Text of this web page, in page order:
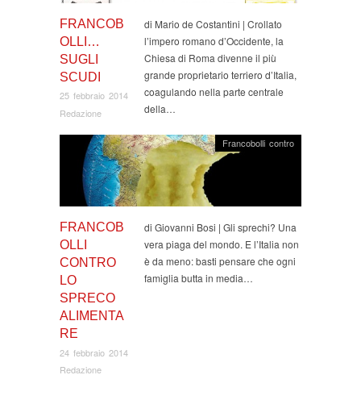
FRANCOB
OLLI…
SUGLI
SCUDI
25 febbraio 2014
Redazione
di Mario de Costantini | Crollato
l’impero romano d’Occidente, la
Chiesa di Roma divenne il più
grande proprietario terriero d’Italia,
coagulando nella parte centrale
della…
FRANCOB
OLLI
CONTRO
LO
SPRECO
ALIMENTA
RE
24 febbraio 2014
Redazione
Francobolli contro
di Giovanni Bosi | Gli sprechi? Una
vera piaga del mondo. E l’Italia non
è da meno: basti pensare che ogni
famiglia butta in media…